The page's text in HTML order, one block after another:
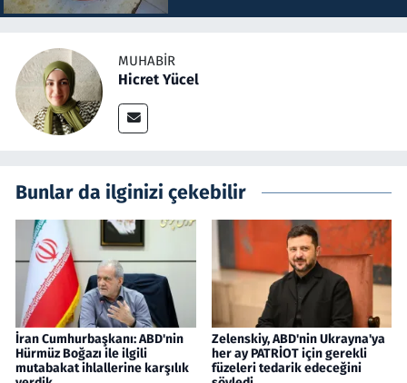
MUHABIR
Hicret Yücel
Bunlar da ilginizi çekebilir
İran Cumhurbaşkanı: ABD'nin
Hürmüz Boğazı ile ilgili
mutabakat ihlallerine karşılık
Zelenskiy, ABD'nin Ukrayna'ya
her ay PATRİOT için gerekli
füzeleri tedarik edeceğini